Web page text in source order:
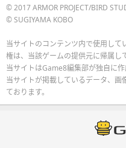
© 2017 ARMOR PROJECT/BIRD
© SUGIYAMA KOBO
当サイトのコンテンツ内で使用し
権は、当該ゲームの提供元に帰属し
当サイトはGame8編集部が独自に
当サイトが掲載しているデータ、
ております。